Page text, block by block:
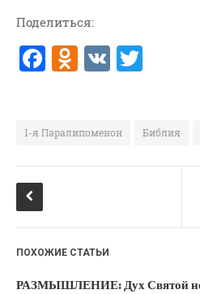
Поделиться:
F
a
e
b
k
O
d
o
kl
ni
ki
V
K
te
r
1-я Паралипоменон Библия
ПОХОЖИЕ СТАТЬИ